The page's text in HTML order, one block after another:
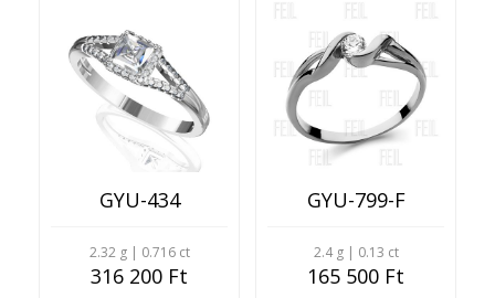
GYU-434
2.32 g | 0.716 ct
316 200 Ft
GYU-799-F
2.4 g | 0.13 ct
165 500 Ft